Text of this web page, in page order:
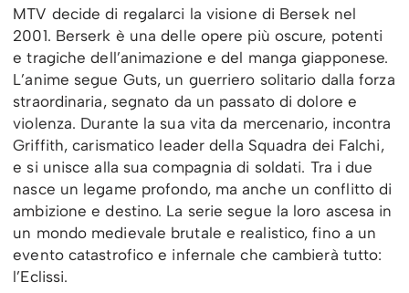
MTV decide di regalarci la visione di Bersek nel
2001. Berserk è una delle opere più oscure, potenti
e tragiche dell’animazione e del manga giapponese.
L’anime segue Guts, un guerriero solitario dalla forza
straordinaria, segnato da un passato di dolore e
violenza. Durante la sua vita da mercenario, incontra
Griffith, carismatico leader della Squadra dei Falchi,
e si unisce alla sua compagnia di soldati. Tra i due
nasce un legame profondo, ma anche un conflitto di
ambizione e destino. La serie segue la loro ascesa in
un mondo medievale brutale e realistico, fino a un
evento catastrofico e infernale che cambierà tutto:
l’Eclissi.